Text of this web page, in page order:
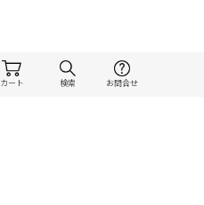
カート 検索 お問合せ